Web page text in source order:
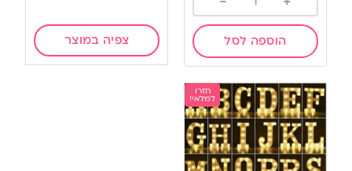
הוספה לסל צפיה במוצר
חזרו
למלאי!